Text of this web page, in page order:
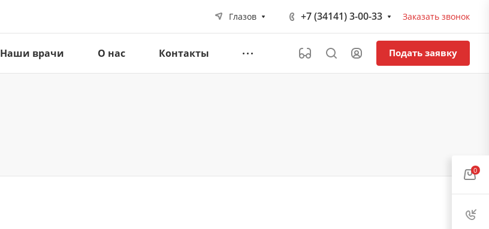
Глазов +7 (34141) 3-00-33 Заказать звонок
Наши врачи О нас Контакты Подать заявку
0